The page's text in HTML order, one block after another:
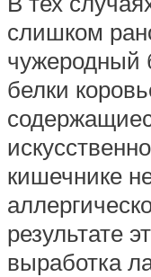
слишком
чужеродный
белки
кишечнике
результате
выработка